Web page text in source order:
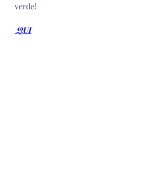
verde!
QUI